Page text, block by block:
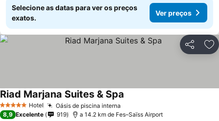
Selecione as datas para ver os preços
exatos.
Ver preços
Partilhar
5 Estrelas Hotel Oásis de piscina interna
Riad Marjana Suites & Spa
8,9 Excelente 919 a 14.2 km de Fes–Saïss Airport